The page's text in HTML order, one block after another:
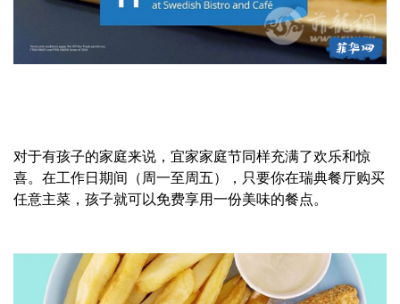
对于有孩子的家庭来说，宜家家庭节同样充满了欢乐和惊
喜。在工作日期间（周一至周五），只要你在瑞典餐厅购买
任意主菜，孩子就可以免费享用一份美味的餐点。